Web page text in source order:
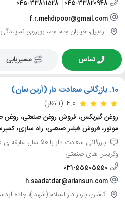
045-33820948
045-33811528
f.r.mehdipoor@gmail.com
اردبیل، خیابان جام جم، روبروی
تماس مسیریابی
10. بازرگانی سعادت دار (آرین سان)
4.0 (1 نظر)
روغن گیربکس، فروش روغن صنعتی، روغن
موتور، فروش فیلتر صنعتی، راه سازی،
بازرگانی سعادت
وگریس های صنعتی
031-55505550
h.saadatdar@ariansun.com
کاشان، بلوار دارالسلام (شهدا)، جاده